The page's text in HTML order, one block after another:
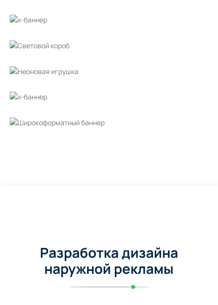
Разработка дизайна
наружной рекламы